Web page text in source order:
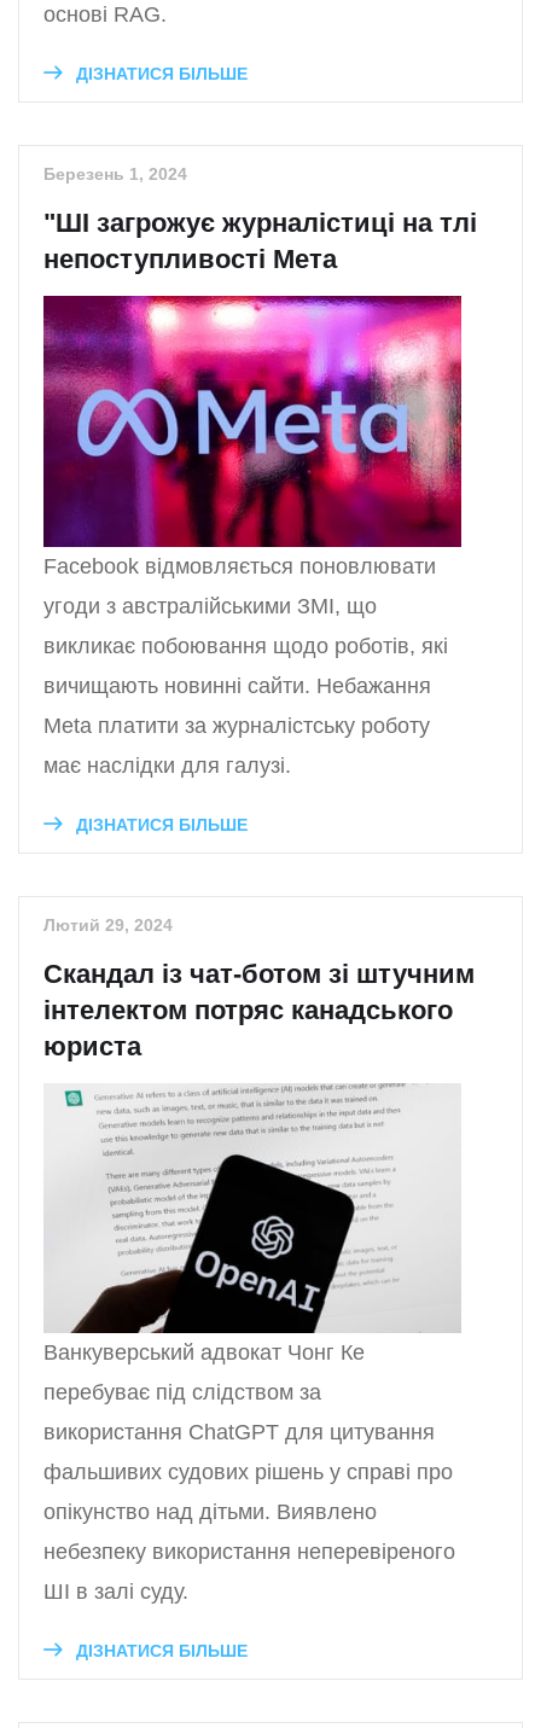
основі RAG.
ДІЗНАТИСЯ БІЛЬШЕ
Березень 1, 2024
"ШІ загрожує журналістиці на тлі
непоступливості Мета
Facebook відмовляється поновлювати
угоди з австралійськими ЗМІ, що
викликає побоювання щодо роботів, які
вичищають новинні сайти. Небажання
Meta платити за журналістську роботу
має наслідки для галузі.
ДІЗНАТИСЯ БІЛЬШЕ
Лютий 29, 2024
Скандал із чат-ботом зі штучним
інтелектом потряс канадського
юриста
Ванкуверський адвокат Чонг Ке
перебуває під слідством за
використання ChatGPT для цитування
фальшивих судових рішень у справі про
опікунство над дітьми. Виявлено
небезпеку використання неперевіреного
ШІ в залі суду.
ДІЗНАТИСЯ БІЛЬШЕ